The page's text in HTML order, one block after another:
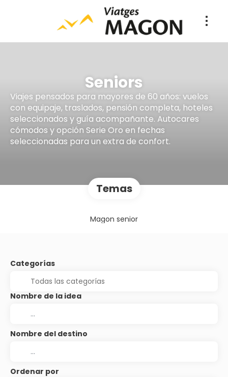
Seniors
Viajes pensados para mayores de 60 años: vuelos
con equipaje, traslados, pensión completa, hoteles
seleccionados y guía acompañante. Autocares
cómodos y opción Serie Oro en fechas
seleccionadas para un extra de confort.
Temas
Magon senior
Categorías
Nombre de la idea
Nombre del destino
Ordenar por